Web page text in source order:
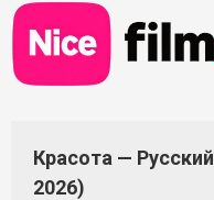
Skip
to
content
Красота —
2026)